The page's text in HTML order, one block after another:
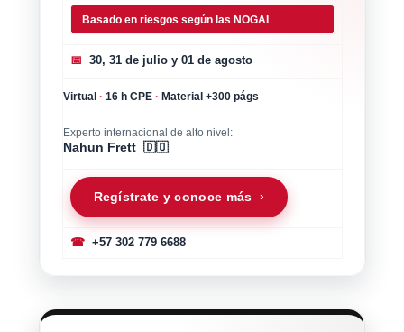
Basado en riesgos según las NOGAI
📅 30, 31 de julio y 01 de agosto
Virtual · 16 h CPE · Material +300 págs
Experto internacional de alto nivel:
Nahun Frett 🇩🇴
Regístrate y conoce más ›
☎+57 302 779 6688